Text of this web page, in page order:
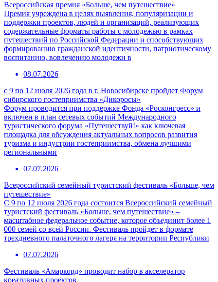
Всероссийская премия «Больше, чем путешествие»
Премия учреждена в целях выявления, популяризации и
поддержки проектов, людей и организаций, реализующих
содержательные форматы работы с молодежью в рамках
путешествий по Российской Федерации и способствующих
формированию гражданской идентичности, патриотическому
воспитанию, вовлечению молодежи в
08.07.2026
с 9 по 12 июля 2026 года в г. Новосибирске пройдет Форум
сибирского гостеприимства «Дикоросы»
Форум проводится при поддержке Фонда «Росконгресс» и
включен в план сетевых событий Международного
туристического форума «Путешествуй!» как ключевая
площадка для обсуждения актуальных вопросов развития
туризма и индустрии гостеприимства, обмена лучшими
региональными
07.07.2026
Всероссийский семейный туристский фестиваль «Больше, чем
путешествие»
С 9 по 12 июля 2026 года состоится Всероссийский семейный
туристский фестиваль «Больше, чем путешествие» –
масштабное федеральное событие, которое объединит более 1
000 семей со всей России. Фестиваль пройдет в формате
трехдневного палаточного лагеря на территории Республики
07.07.2026
Фестиваль «Амаркорд» проводит набор в акселератор
креативных проектов